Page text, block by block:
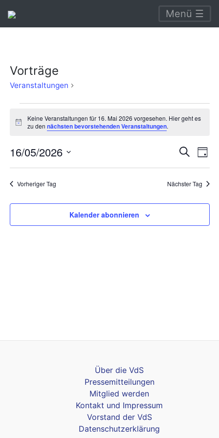
Menü ☰
Vorträge
Veranstaltungen
für
Mai
Hinweis
Keine Veranstaltungen für 16. Mai 2026 vorgesehen. Hier geht es
zu den nächsten bevorstehenden Veranstaltungen.
Suche
und
SucheTag
16/05/2026
Datum
Vorheriger Tag Nächster Tag
Kalender abonnieren
Über die VdS
Pressemitteilungen
Mitglied werden
Kontakt und Impressum
Vorstand der VdS
Datenschutzerklärung